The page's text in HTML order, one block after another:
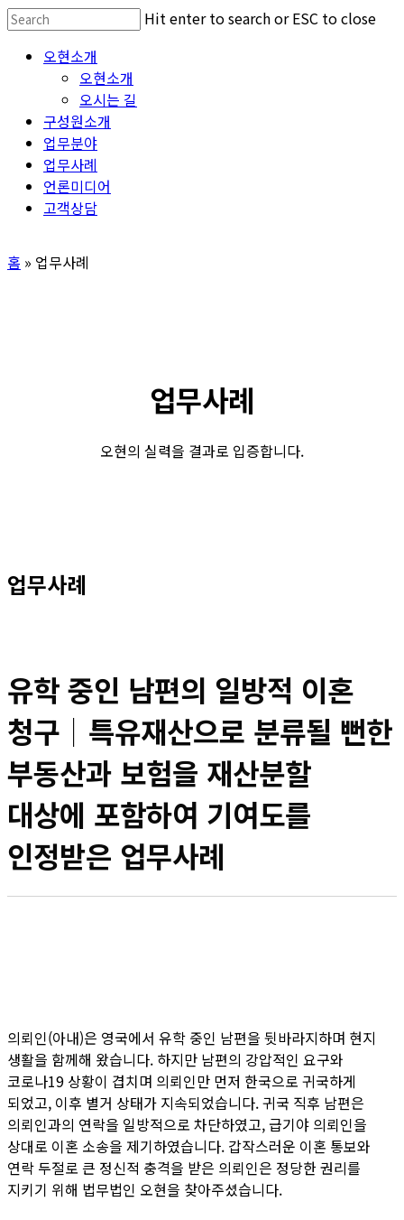
Skip
main
Hit enter to search or ESC to close
Search
Menu 오현소개
오현소개
오시는 길
구성원소개
업무분야
업무사례
언론미디어
고객상담
홈 » 업무사례
업무사례
오현의 실력을 결과로 입증합니다.
업무사례
유학 중인 남편의 일방적 이혼
청구│특유재산으로 분류될 뻔한
부동산과 보험을 재산분할
대상에 포함하여 기여도를
인정받은 업무사례
의뢰인(아내)은 영국에서 유학 중인 남편을 뒷바라지하며 현지
생활을 함께해 왔습니다. 하지만 남편의 강압적인 요구와
코로나19 상황이 겹치며 의뢰인만 먼저 한국으로 귀국하게
되었고, 이후 별거 상태가 지속되었습니다. 귀국 직후 남편은
의뢰인과의 연락을 일방적으로 차단하였고, 급기야 의뢰인을
상대로 이혼 소송을 제기하였습니다. 갑작스러운 이혼 통보와
연락 두절로 큰 정신적 충격을 받은 의뢰인은 정당한 권리를
지키기 위해 법무법인 오현을 찾아주셨습니다.